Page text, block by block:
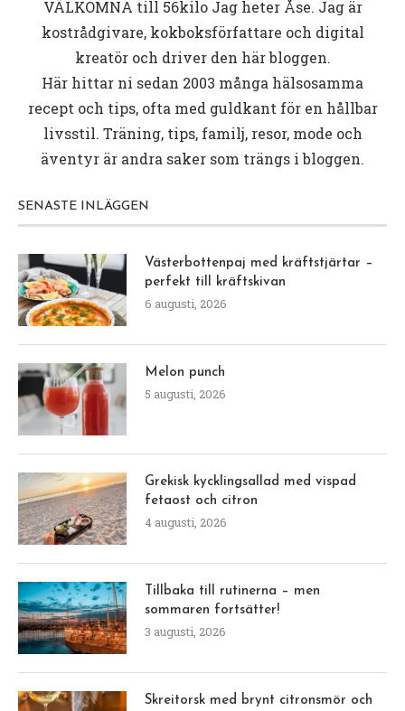
VÄLKOMNA till 56kiloJag heter Åse. Jag är
kostrådgivare, kokboksförfattare och digital
kreatör och driver den här bloggen.
Här hittar ni sedan 2003 många hälsosamma
recept och tips, ofta med guldkant för en hållbar
livsstil. Träning, tips, familj, resor, mode och
äventyr är andra saker som trängs i bloggen.
SENASTE INLÄGGEN
Västerbottenpaj med kräftstjärtar –
perfekt till kräftskivan
6 augusti, 2026
Melon punch
5 augusti, 2026
Grekisk kycklingsallad med vispad
fetaost och citron
4 augusti, 2026
Tillbaka till rutinerna – men
sommaren fortsätter!
3 augusti, 2026
Skreitorsk med brynt citronsmör och